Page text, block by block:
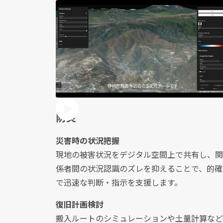
防災
災害時の状況把握
現地の被害状況をデジタル空間上で共有し、関
係者間の状況認識のズレを抑えることで、的確
で迅速な判断・指示を支援します。
復旧計画検討
搬入ルートのシミュレーションや土量計算など